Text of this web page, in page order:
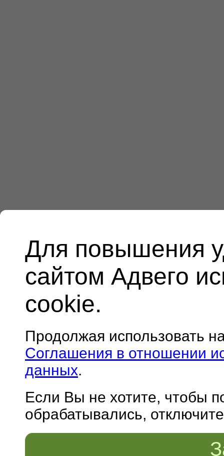
Для повышения
сайтом Адвего
cookie.
Продолжая использовать
Соглашения в отношении
данных.
Если Вы не хотите, чтобы
обрабатывались,